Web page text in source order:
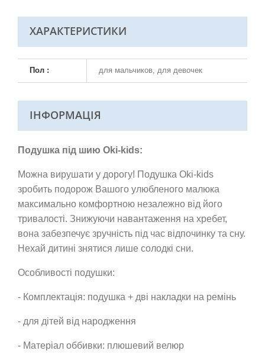
ХАРАКТЕРИСТИКИ
Пол : для мальчиков, для девочек
ІНФОРМАЦІЯ
Подушка під шию Oki-kids:
Можна вирушати у дорогу! Подушка Oki-kids
зробить подорож Вашого улюбленого малюка
максимально комфортною незалежно від його
тривалості. Знижуючи навантаження на хребет,
вона забезпечує зручність під час відпочинку та сну.
Нехай дитині знятися лише солодкі сни.
Особливості подушки:
- Комплектація: подушка + дві накладки на ремінь
- для дітей від народження
- Матеріал оббивки: плюшевий велюр